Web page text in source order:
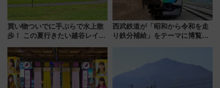
買い物ついでに手ぶらで水上散
歩！ この夏行きたい越谷レイク
ア「LAKESIDE PARK」（埼玉
県越谷市）
西武鉄道が「昭和から令和を走
り鉄分補給」をテーマに博覧会
を解説